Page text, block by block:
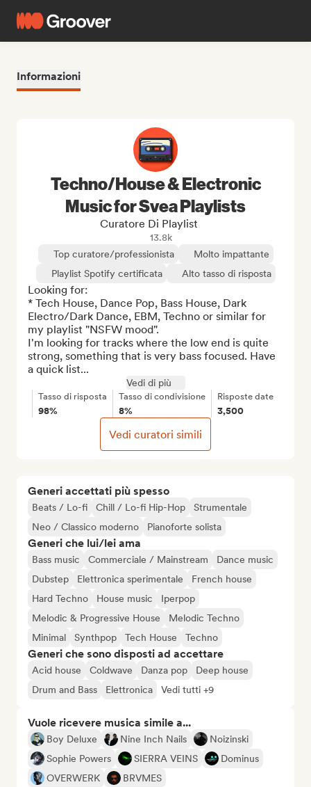
Informazioni
Generi accettati più spesso
Beats / Lo-fi Chill / Lo-fi Hip-Hop
Strumentale
Neo / Classico moderno
Pianoforte solista
Generi che lui/lei ama
Bass music Commerciale / Mainstream
Dance music
Dubstep
Elettronica sperimentale
French house
Hard Techno
House music
Iperpop
Melodic & Progressive House
Melodic Techno
Minimal
Synthpop Tech House Techno
Generi che sono disposti ad accettare
Acid house Coldwave Danza pop
Deep house
Drum and Bass
Elettronica Vedi tutti +9
Vuole ricevere musica simile a...
Boy Deluxe Nine Inch Nails
Noizinski
Sophie Powers
SIERRA VEINS
Dominus
OVERWERK
BRVMES
Techno/House & Electronic
Music for Svea Playlists
Curatore Di Playlist
13.8k
Top curatore/professionista
Molto impattante
Playlist Spotify certificata
Alto tasso di risposta
Looking for:
* Tech House, Dance Pop, Bass House, Dark
Electro/Dark Dance, EBM, Techno or similar for
my playlist "NSFW mood".
I'm looking for tracks where the low end is quite
strong, something that is very bass focused. Have
a quick list...
Vedi di più
Tasso di risposta
98%
Tasso di condivisione
8%
Risposte date
3,500
Vedi curatori simili